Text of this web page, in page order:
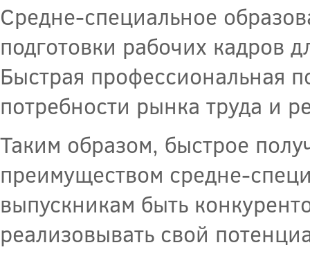
Средне-специальное
подготовки рабочих кадров
Быстрая профессиональная
потребности рынка труда и
Таким образом, быстрое
преимуществом средне-
выпускникам быть
реализовывать свой